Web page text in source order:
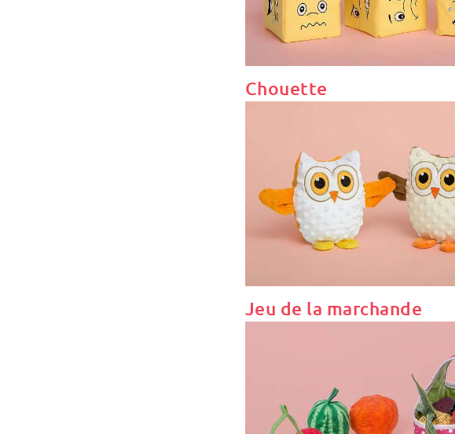
Chouette
Jeu de la marchande